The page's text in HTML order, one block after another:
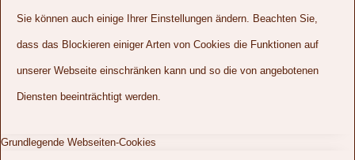
Sie können auch einige Ihrer Einstellungen ändern. Beachten Sie,
dass das Blockieren einiger Arten von Cookies die Funktionen auf
unserer Webseite einschränken kann und so die von angebotenen
Diensten beeinträchtigt werden.
Grundlegende Webseiten-Cookies